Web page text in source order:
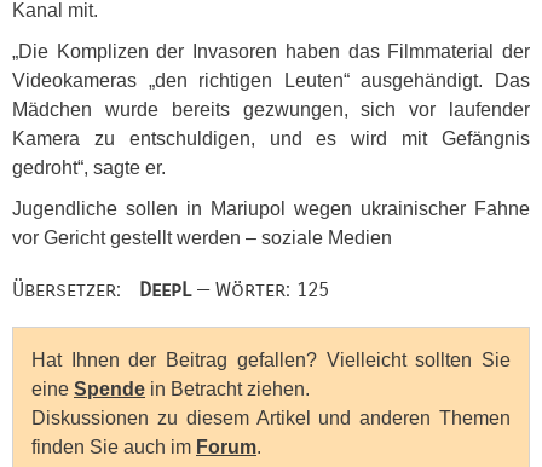
Kanal mit.
„Die Komplizen der Invasoren haben das Filmmaterial der
Videokameras „den richtigen Leuten“ ausgehändigt. Das
Mädchen wurde bereits gezwungen, sich vor laufender
Kamera zu entschuldigen, und es wird mit Gefängnis
gedroht“, sagte er.
Jugendliche sollen in Mariupol wegen ukrainischer Fahne
vor Gericht gestellt werden – soziale Medien
Übersetzer: DeepL— Wörter: 125
Hat Ihnen der Beitrag gefallen? Vielleicht sollten Sie
eine Spende in Betracht ziehen.
Diskussionen zu diesem Artikel und anderen Themen
finden Sie auch im Forum.